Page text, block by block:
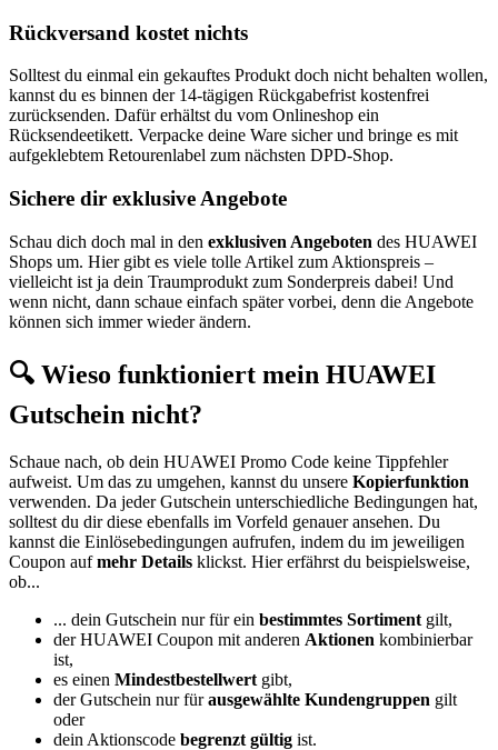
Rückversand kostet nichts
Solltest du einmal ein gekauftes Produkt doch nicht behalten wollen,
kannst du es binnen der 14-tägigen Rückgabefrist kostenfrei
zurücksenden. Dafür erhältst du vom Onlineshop ein
Rücksendeetikett. Verpacke deine Ware sicher und bringe es mit
aufgeklebtem Retourenlabel zum nächsten DPD-Shop.
Sichere dir exklusive Angebote
Schau dich doch mal in den exklusiven Angeboten des HUAWEI
Shops um. Hier gibt es viele tolle Artikel zum Aktionspreis –
vielleicht ist ja dein Traumprodukt zum Sonderpreis dabei! Und
wenn nicht, dann schaue einfach später vorbei, denn die Angebote
können sich immer wieder ändern.
🔍 Wieso funktioniert mein HUAWEI
Gutschein nicht?
Schaue nach, ob dein HUAWEI Promo Code keine Tippfehler
aufweist. Um das zu umgehen, kannst du unsere Kopierfunktion
verwenden. Da jeder Gutschein unterschiedliche Bedingungen hat,
solltest du dir diese ebenfalls im Vorfeld genauer ansehen. Du
kannst die Einlösebedingungen aufrufen, indem du im jeweiligen
Coupon aufmehr Details klickst. Hier erfährst du beispielsweise,
ob...
... dein Gutschein nur für ein bestimmtes Sortiment gilt,
der HUAWEI Coupon mit anderen Aktionen kombinierbar
ist,
es einen Mindestbestellwert gibt,
der Gutschein nur fürausgewählte Kundengruppen gilt
oder
dein Aktionscode begrenzt gültig ist.